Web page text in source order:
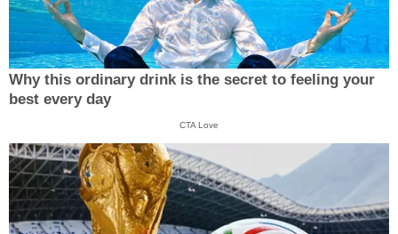
Why this ordinary drink is the secret to feeling your
best every day
CTA Love